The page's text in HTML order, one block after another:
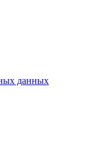
данных